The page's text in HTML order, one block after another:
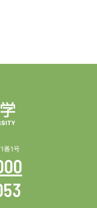
番1号